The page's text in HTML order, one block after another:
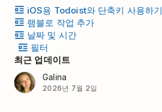
iOS용 Todoist와 단축키 사용하기
램블로 작업 추가
날짜 및 시간
필터
최근 업데이트
Galina
2026년 7월 2일